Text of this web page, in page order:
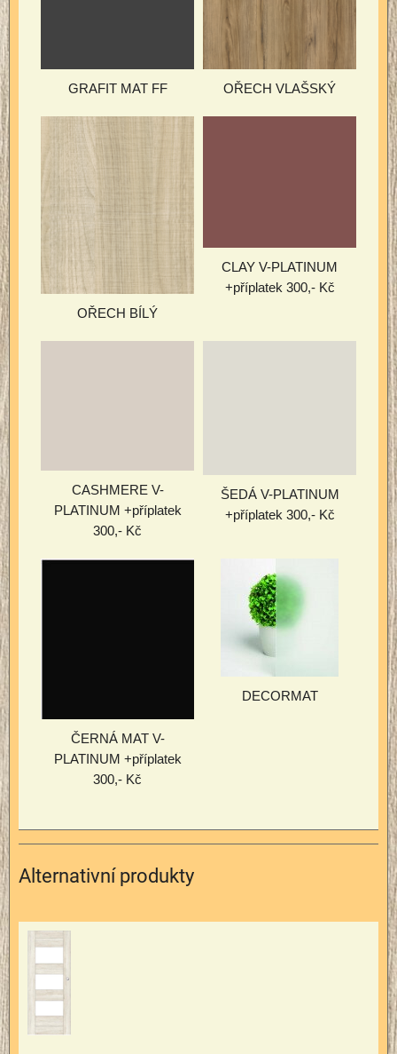
GRAFIT MAT FF OŘECH VLAŠSKÝ
OŘECH BÍLÝ
CLAY V-PLATINUM
+příplatek 300,- Kč
CASHMERE V-
PLATINUM +příplatek
300,- Kč
ŠEDÁ V-PLATINUM
+příplatek 300,- Kč
ČERNÁ MAT V-
PLATINUM +příplatek
300,- Kč
DECORMAT
Alternativní produkty